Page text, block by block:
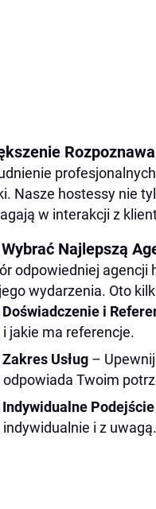
Nasze hostessy nie
w interakcji z
Najlepszą
odpowiedniej agencji
wydarzenia. Oto
Doświadczenie i
i jakie ma referencje.
Zakres Usług –
odpowiada Twoim
Indywidualne Podejście
indywidualnie i z uwagą.